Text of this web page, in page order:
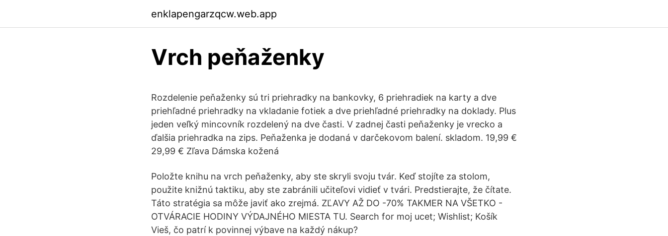
enklapengarzqcw.web.app
Vrch peňaženky
Rozdelenie peňaženky sú tri priehradky na bankovky, 6 priehradiek na karty a dve
priehľadné priehradky na vkladanie fotiek a dve priehľadné priehradky na doklady. Plus
jeden veľký mincovník rozdelený na dve časti. V zadnej časti peňaženky je vrecko a
ďalšia priehradka na zips. Peňaženka je dodaná v darčekovom balení. skladom. 19,99 €
29,99 € Zľava Dámska kožená
Položte knihu na vrch peňaženky, aby ste skryli svoju tvár. Keď stojíte za stolom,
použite knižnú taktiku, aby ste zabránili učiteľovi vidieť v tvári. Predstierajte, že čítate.
Táto stratégia sa môže javiť ako zrejmá. ZĽAVY AŽ DO -70% TAKMER NA VŠETKO -
OTVÁRACIE HODINY VÝDAJNÉHO MIESTA TU. Search for moj ucet; Wishlist; Košík
Vieš, čo patrí k povinnej výbave na každý nákup?